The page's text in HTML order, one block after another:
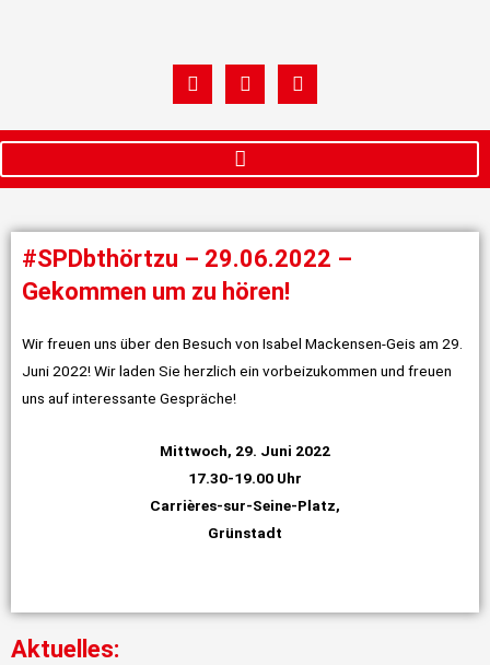
W
h
t
a
F
a
e
b
o
I
n
t
g
m
#SPDbthörtzu – 29.06.2022 –
Gekommen um zu hören!
Wir freuen uns über den Besuch von Isabel Mackensen-Geis am 29.
Juni 2022! Wir laden Sie herzlich ein vorbeizukommen und freuen
uns auf interessante Gespräche!
Mittwoch, 29. Juni 2022
17.30-19.00 Uhr
Carrières-sur-Seine-Platz,
Grünstadt
Aktuelles: